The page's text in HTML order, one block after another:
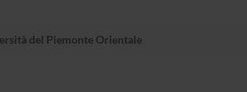
del Piemonte Orientale